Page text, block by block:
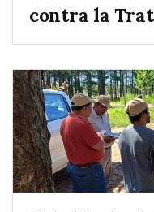
contra la